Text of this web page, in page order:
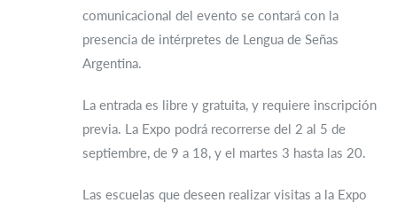
comunicacional del evento se contará con la
presencia de intérpretes de Lengua de Señas
Argentina.
La entrada es libre y gratuita, y requiere inscripción
previa. La Expo podrá recorrerse del 2 al 5 de
septiembre, de 9 a 18, y el martes 3 hasta las 20.
Las escuelas que deseen realizar visitas a la Expo